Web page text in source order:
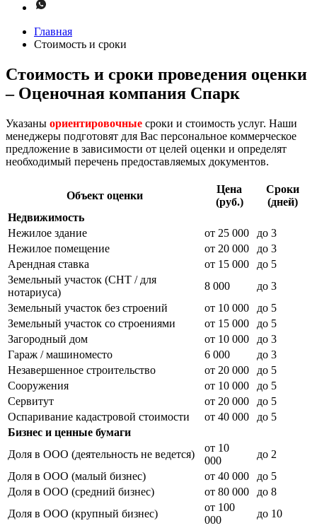
Главная
Стоимость и сроки
Стоимость и сроки проведения оценки
– Оценочная компания Спарк
Указаны ориентировочные сроки и стоимость услуг. Наши
менеджеры подготовят для Вас персональное коммерческое
предложение в зависимости от целей оценки и определят
необходимый перечень предоставляемых документов.
Объект оценки
Цена
(руб.)
Сроки
(дней)
Недвижимость
Нежилое здание
от 25 000
до 3
Нежилое помещение
от 20 000
до 3
Арендная ставка
от 15 000
до 5
Земельный участок (СНТ / для
нотариуса)
8 000
до 3
Земельный участок без строений
от 10 000
до 5
Земельный участок со строениями
от 15 000
до 5
Загородный дом
от 10 000
до 3
Гараж / машиноместо
6 000
до 3
Незавершенное строительство
от 20 000
до 5
Сооружения
от 10 000
до 5
Сервитут
от 20 000
до 5
Оспаривание кадастровой стоимости
от 40 000
до 5
Бизнес и ценные бумаги
Доля в ООО (деятельность не ведется)
от 10
000
до 2
Доля в ООО (малый бизнес)
от 40 000
до 5
Доля в ООО (средний бизнес)
от 80 000
до 8
Доля в ООО (крупный бизнес)
от 100
000
до 10